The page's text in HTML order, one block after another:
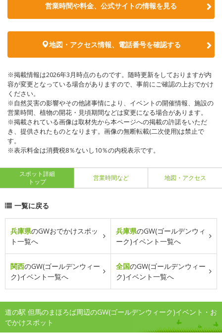
営業時間や料金、公式サイトの情報を見る
地図・アクセス情報、電話番号を確認する
※掲載情報は2026年3月時点のものです。随時更新をしておりますが内
容が変更となっている場合がありますので、事前にご確認の上おでかけ
ください。
※自然災害の影響やその他諸事情により、イベントの開催情報、施設の
営業時間、植物の開花・見頃期間などは変更になる場合があります。
※掲載されている画像は取材先から本ページへの掲載の許諾をいただ
き、提供されたものとなります。画像の無断転載(二次使用)は禁止で
す。
※表示料金は消費税8％ないし10％の内税表示です。
スポット詳細
トップ
営業時間など 地図・アクセス
一覧に戻る
兵庫県のGWおでかけスポッ
ト一覧へ
兵庫県のGW(ゴールデンウィ
ーク)イベント一覧へ
関西のGW(ゴールデンウィー
ク)イベント一覧へ
全国のGW(ゴールデンウィー
ク)イベント一覧へ
道の駅 但馬のまほろば周辺のGW(ゴールデンウィーク)イベント・お
でかけスポット